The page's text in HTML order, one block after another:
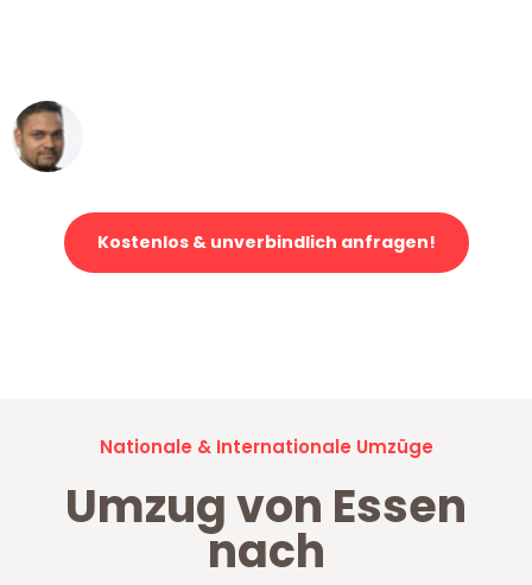
Kostenlos & unverbindlich anfragen!
Nationale & Internationale Umzüge
Umzug von Essen
nach